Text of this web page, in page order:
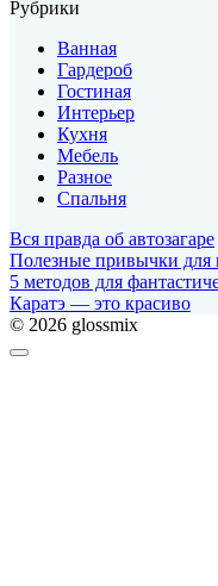
Рубрики
Ванная
Гардероб
Гостиная
Интерьер
Кухня
Мебель
Разное
Спальня
Вся правда об автозагаре
Полезные привычки для
5 методов для
Каратэ — это красиво
© 2026 glossmix